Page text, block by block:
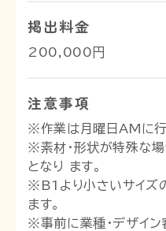
掲出料金
200,000円
注意事項
※作業は月曜日AMに行
※素材・形状が特殊な
となり ます。
※B1より小さいサイズ
ます。
※事前に業種・デザイン